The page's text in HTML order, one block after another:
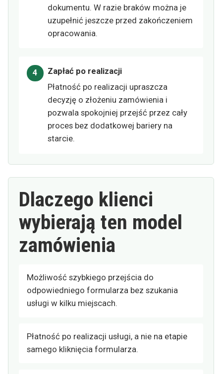
dokumentu. W razie braków można je
uzupełnić jeszcze przed zakończeniem
opracowania.
Zapłać po realizacji
Płatność po realizacji upraszcza
decyzję o złożeniu zamówienia i
pozwala spokojniej przejść przez cały
proces bez dodatkowej bariery na
starcie.
Dlaczego klienci
wybierają ten model
zamówienia
Możliwość szybkiego przejścia do
odpowiedniego formularza bez szukania
usługi w kilku miejscach.
Płatność po realizacji usługi, a nie na etapie
samego kliknięcia formularza.